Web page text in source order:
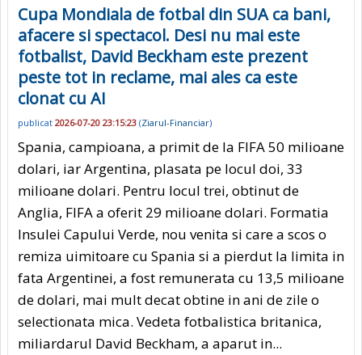
Cupa Mondiala de fotbal din SUA ca bani,
afacere si spectacol. Desi nu mai este
fotbalist, David Beckham este prezent
peste tot in reclame, mai ales ca este
clonat cu AI
publicat 2026-07-20 23:15:23 (Ziarul-Financiar)
Spania, campioana, a primit de la FIFA 50 milioane
dolari, iar Argentina, plasata pe locul doi, 33
milioane dolari. Pentru locul trei, obtinut de
Anglia, FIFA a oferit 29 milioane dolari. Formatia
Insulei Capului Verde, nou venita si care a scos o
remiza uimitoare cu Spania si a pierdut la limita in
fata Argentinei, a fost remunerata cu 13,5 milioane
de dolari, mai mult decat obtine in ani de zile o
selectionata mica. Vedeta fotbalistica britanica,
mi­liar­darul David Beckham, a aparut in...